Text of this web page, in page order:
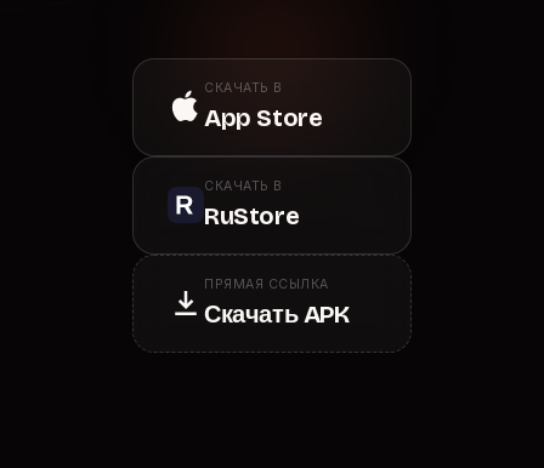
СКАЧАТЬ В
App Store
СКАЧАТЬ В
RuStore
ПРЯМАЯ ССЫЛКА
Скачать APK